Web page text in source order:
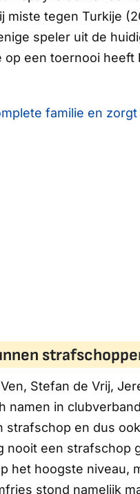
miste tegen Turkije
speler uit de
een toernooi heeft
familie en
Stefan de Vrij,
namen in
en dus
nooit een strafschop
het hoogste niveau,
stond namelijk